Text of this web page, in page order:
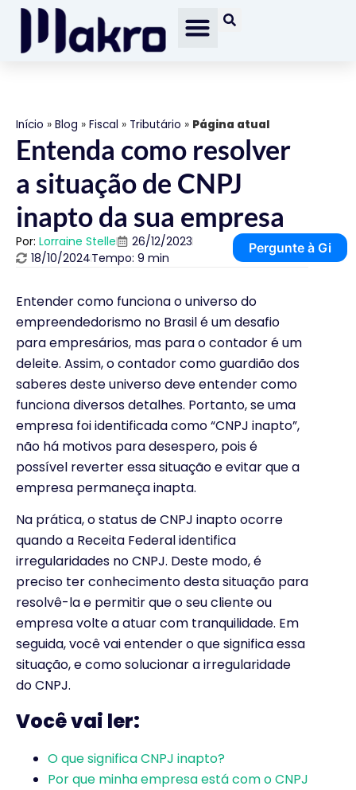
Início » Blog » Fiscal » Tributário » Página atual
Entenda como resolver
a situação de CNPJ
inapto da sua empresa
Por: Lorraine Stelle
26/12/2023
18/10/2024Tempo: 9 min
Pergunte à Gi
Entender como funciona o universo do
empreendedorismo no Brasil é um desafio
para empresários, mas para o contador é um
deleite. Assim, o contador como guardião dos
saberes deste universo deve entender como
funciona diversos detalhes. Portanto, se uma
empresa foi identificada como “CNPJ inapto”,
não há motivos para desespero, pois é
possível reverter essa situação e evitar que a
empresa permaneça inapta.
Na prática, o status de CNPJ inapto ocorre
quando a Receita Federal identifica
irregularidades no CNPJ. Deste modo, é
preciso ter conhecimento desta situação para
resolvê-la e permitir que o seu cliente ou
empresa volte a atuar com tranquilidade. Em
seguida, você vai entender o que significa essa
situação, e como solucionar a irregularidade
do CNPJ.
Você vai ler:
O que significa CNPJ inapto?
Por que minha empresa está com o CNPJ